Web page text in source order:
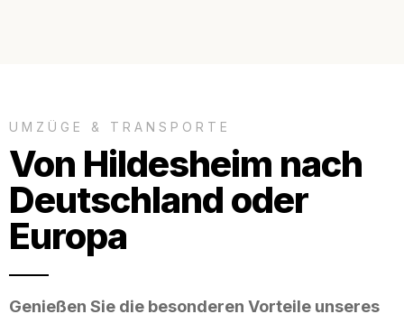
UMZÜGE & TRANSPORTE
Von Hildesheim nach
Deutschland oder
Europa
Genießen Sie die besonderen Vorteile unseres